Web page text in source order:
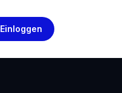
Einloggen